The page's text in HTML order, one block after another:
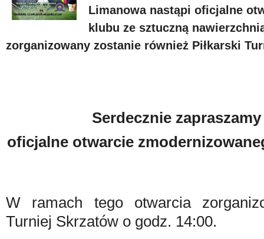
Limanowa nastąpi oficjalne
klubu ze sztuczną
zorganizowany zostanie również Piłkarski
Serdecznie
oficjalne otwarcie
W ramach tego otwarcia
Turniej Skrzatów o godz. 14:00.